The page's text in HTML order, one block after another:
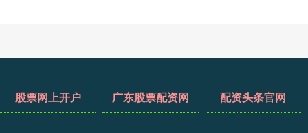
股票网上开户 广东股票配资网 配资头条官网